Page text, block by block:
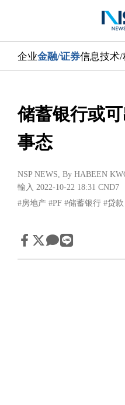
企业金融/证券信息技术/
储蓄银行或
事态
NSP NEWS, By HABEEN
輸入 2022-10-22 18:31 CND7
#房地产 #PF #储蓄银行 #贷款